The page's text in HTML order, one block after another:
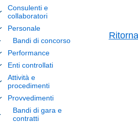
Consulenti e
collaboratori
Personale
Bandi di concorso
Performance
Enti controllati
Attività e
procedimenti
Provvedimenti
Bandi di gara e
contratti